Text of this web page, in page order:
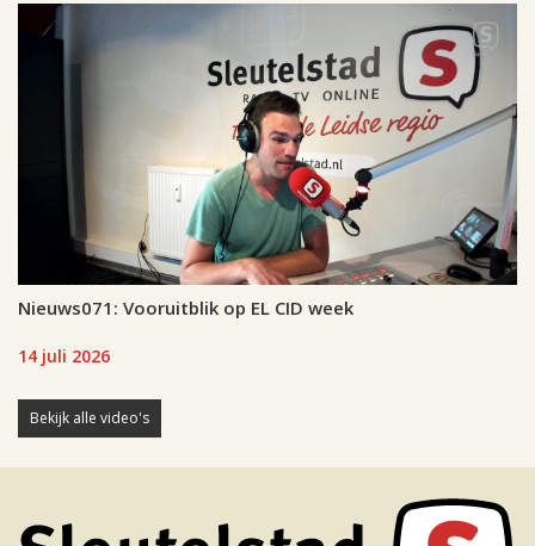
Nieuws071: Vooruitblik op EL CID week
14 juli 2026
Bekijk alle video's